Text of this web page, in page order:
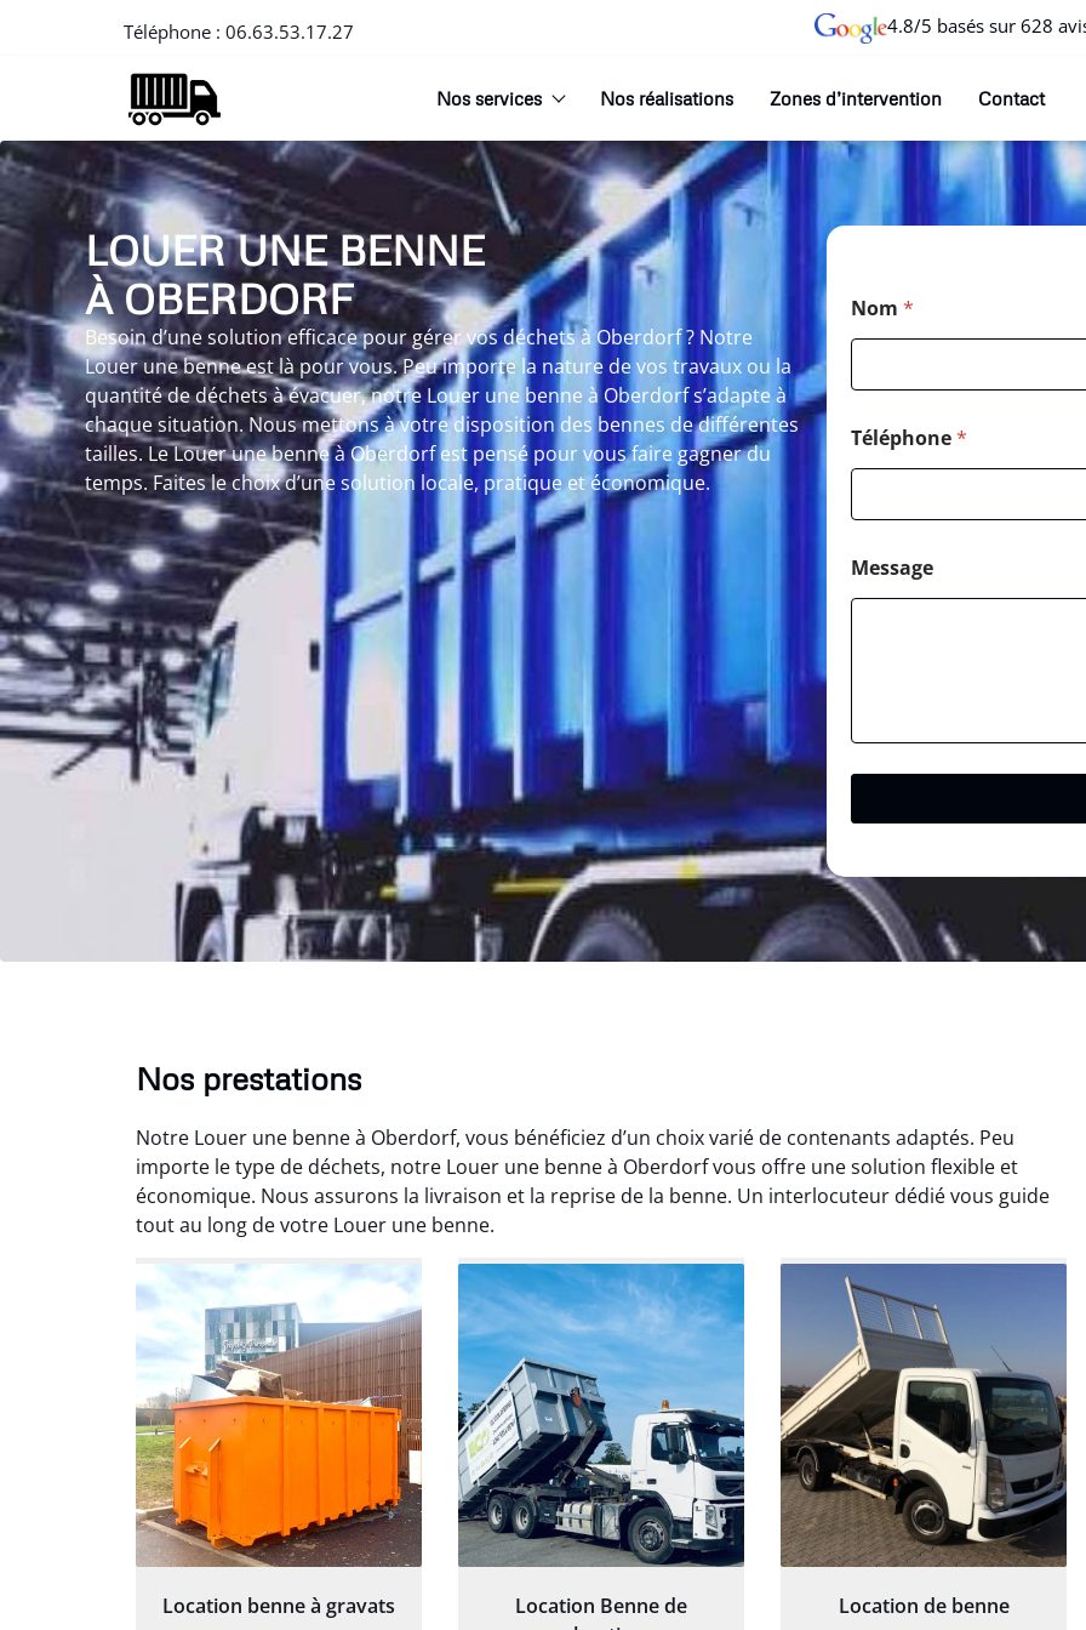
Téléphone : 06.63.53.17.27 4.8/5 basés sur 628
Nos services Nos réalisations Zones d’intervention Contact
LOUER UNE BENNE
À OBERDORF
Besoin d’une solution efficace pour gérer vos déchets à Oberdorf ? Notre
Louer une benne est là pour vous. Peu importe la nature de vos travaux ou la
quantité de déchets à évacuer, notre Louer une benne à Oberdorf s’adapte à
chaque situation. Nous mettons à votre disposition des bennes de différentes
tailles. Le Louer une benne à Oberdorf est pensé pour vous faire gagner du
temps. Faites le choix d’une solution locale, pratique et économique.
Nom *
Téléphone*
Message
Nos prestations
Notre Louer une benne à Oberdorf, vous bénéficiez d’un choix varié de contenants adaptés. Peu
importe le type de déchets, notre Louer une benne à Oberdorf vous offre une solution flexible et
économique. Nous assurons la livraison et la reprise de la benne. Un interlocuteur dédié vous guide
tout au long de votre Louer une benne.
Location benne à gravats
Location Benne de
Location de benne
Aurélie Bonnet
21 juin 2024
Le service de terrassement
jardin à Var était
exceptionnel. L'équipe a
travaillé de manière efficace
et professionnelle, laissant
notre jardin impeccable et
prêt pour notre nouveau
projet d'aménagement
paysager.
Elisa Barreau
6 avril 2025
Parfait pour évacuer les
gravats de mon chantier.
Service rapide et efficace. Je
recommande sans
hésitation.